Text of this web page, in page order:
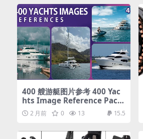
400 艘游艇图片参考 400 Yac
hts Image Reference Pack
– Vol 1
2 月前 0 13 15.5